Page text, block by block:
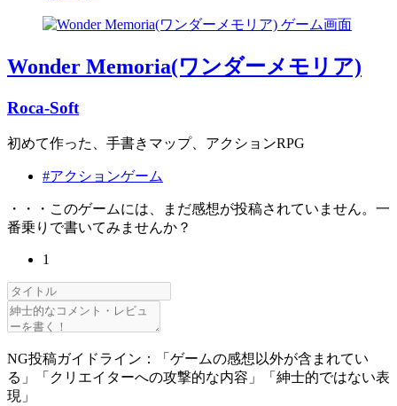
Wonder Memoria(ワンダーメモリア)
Roca-Soft
初めて作った、手書きマップ、アクションRPG
#アクションゲーム
・・・このゲームには、まだ感想が投稿されていません。一
番乗りで書いてみませんか？
1
NG投稿ガイドライン：「ゲームの感想以外が含まれてい
る」「クリエイターへの攻撃的な内容」「紳士的ではない表
現」